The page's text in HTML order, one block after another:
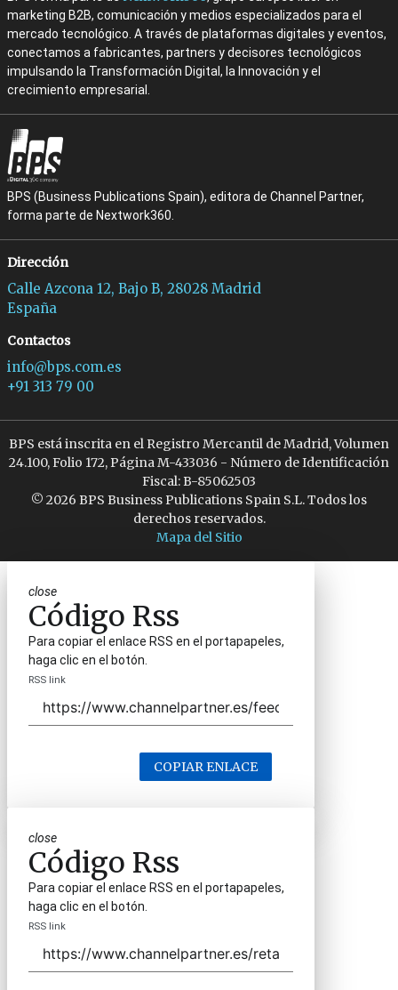
marketing B2B, comunicación y medios especializados para el
mercado tecnológico. A través de plataformas digitales y eventos,
conectamos a fabricantes, partners y decisores tecnológicos
impulsando la Transformación Digital, la Innovación y el
crecimiento empresarial.
BPS (Business Publications Spain), editora de Channel Partner,
forma parte de Nextwork360.
Dirección
Calle Azcona 12, Bajo B, 28028 Madrid
España
Contactos
info@bps.com.es
+91 313 79 00
BPS está inscrita en el Registro Mercantil de Madrid, Volumen
24.100, Folio 172, Página M-433036 - Número de Identificación
Fiscal: B-85062503
© 2026 BPS Business Publications Spain S.L. Todos los
derechos reservados.
Mapa del Sitio
close
Código Rss
Para copiar el enlace RSS en el portapapeles,
haga clic en el botón.
RSS link
COPIAR ENLACE
close
Código Rss
Para copiar el enlace RSS en el portapapeles,
haga clic en el botón.
RSS link